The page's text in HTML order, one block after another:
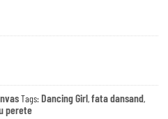
Tags:Dancing Girl,fata dansand,
perete